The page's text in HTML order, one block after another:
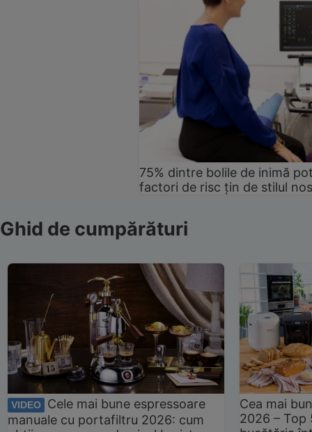
75% dintre bolile de inimă
factori de risc țin de stilul
Ghid de cumpărături
VIDEO
Cele mai bune espressoare
manuale cu portafiltru 2026: cum
Cea mai
2026 –